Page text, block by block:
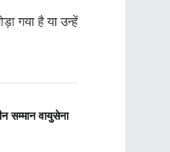
गया है या उन्हें
सम्मान वायुसेना